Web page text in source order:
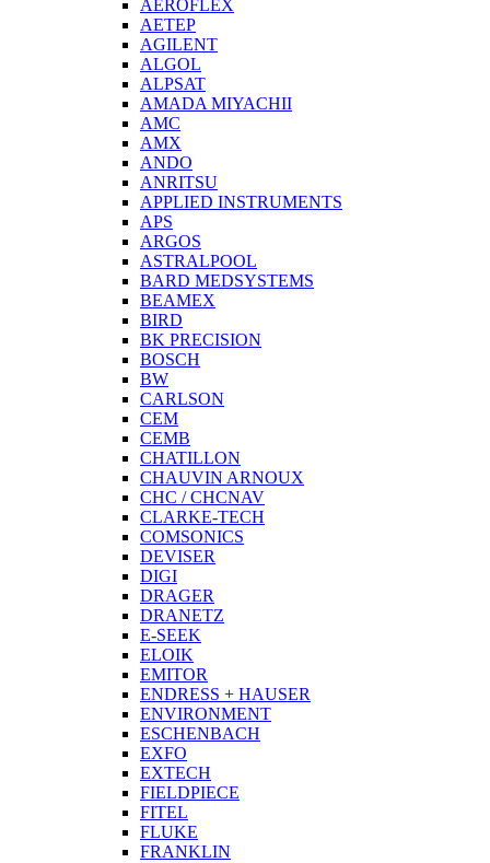
AEROFLEX
AETEP
AGILENT
ALGOL
ALPSAT
AMADA MIYACHII
AMC
AMX
ANDO
ANRITSU
APPLIED INSTRUMENTS
APS
ARGOS
ASTRALPOOL
BARD MEDSYSTEMS
BEAMEX
BIRD
BK PRECISION
BOSCH
BW
CARLSON
CEM
CEMB
CHATILLON
CHAUVIN ARNOUX
CHC / CHCNAV
CLARKE-TECH
COMSONICS
DEVISER
DIGI
DRAGER
DRANETZ
E-SEEK
ELOIK
EMITOR
ENDRESS + HAUSER
ENVIRONMENT
ESCHENBACH
EXFO
EXTECH
FIELDPIECE
FITEL
FLUKE
FRANKLIN